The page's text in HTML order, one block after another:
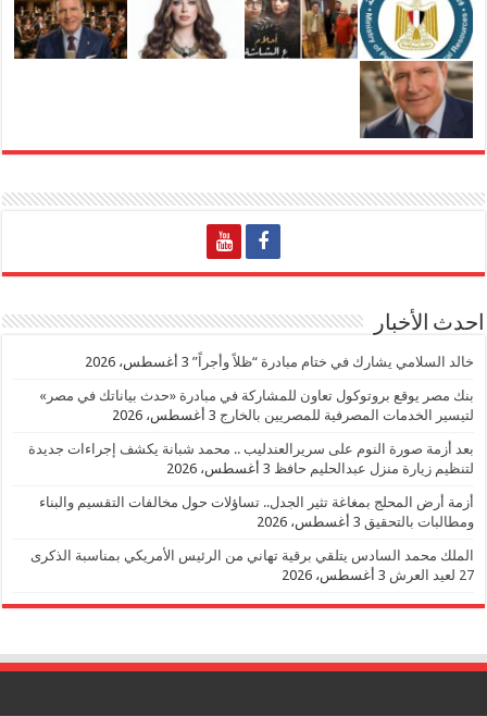
احدث الأخبار
خالد السلامي يشارك في ختام مبادرة “ظلاً وأجراً” 3 أغسطس، 2026
بنك مصر يوقع بروتوكول تعاون للمشاركة في مبادرة «حدث بياناتك في مصر»
لتيسير الخدمات المصرفية للمصريين بالخارج 3 أغسطس، 2026
بعد أزمة صورة النوم على سريرالعندليب .. محمد شبانة يكشف إجراءات جديدة
لتنظيم زيارة منزل عبدالحليم حافظ 3 أغسطس، 2026
أزمة أرض المحلج بمغاغة تثير الجدل.. تساؤلات حول مخالفات التقسيم والبناء
ومطالبات بالتحقيق 3 أغسطس، 2026
الملك محمد السادس يتلقي برقية تهاني من الرئيس الأمريكي بمناسبة الذكرى
27 لعيد العرش
3 أغسطس، 2026